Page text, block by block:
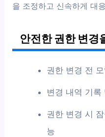
을 조정하고 신속하게 대
안전한 권한 변경
권한 변경 전
변경 내역 기록
권한 변경 시
능